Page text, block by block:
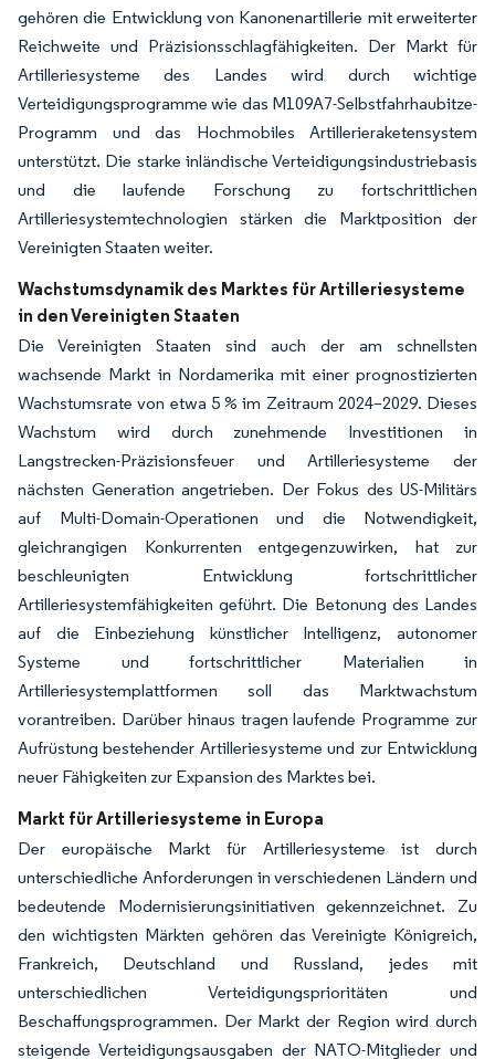
gehören die Entwicklung von Kanonenartillerie mit erweiterter
Reichweite und Präzisionsschlagfähigkeiten. Der Markt für
Artilleriesysteme des Landes wird durch wichtige
Verteidigungsprogramme wie das M109A7-Selbstfahrhaubitze-
Programm und das Hochmobiles Artillerieraketensystem
unterstützt. Die starke inländische Verteidigungsindustriebasis
und die laufende Forschung zu fortschrittlichen
Artilleriesystemtechnologien stärken die Marktposition der
Vereinigten Staaten weiter.
Wachstumsdynamik des Marktes für Artilleriesysteme
in den Vereinigten Staaten
Die Vereinigten Staaten sind auch der am schnellsten
wachsende Markt in Nordamerika mit einer prognostizierten
Wachstumsrate von etwa 5 % im Zeitraum 2024–2029. Dieses
Wachstum wird durch zunehmende Investitionen in
Langstrecken-Präzisionsfeuer und Artilleriesysteme der
nächsten Generation angetrieben. Der Fokus des US-Militärs
auf Multi-Domain-Operationen und die Notwendigkeit,
gleichrangigen Konkurrenten entgegenzuwirken, hat zur
beschleunigten Entwicklung fortschrittlicher
Artilleriesystemfähigkeiten geführt. Die Betonung des Landes
auf die Einbeziehung künstlicher Intelligenz, autonomer
Systeme und fortschrittlicher Materialien in
Artilleriesystemplattformen soll das Marktwachstum
vorantreiben. Darüber hinaus tragen laufende Programme zur
Aufrüstung bestehender Artilleriesysteme und zur Entwicklung
neuer Fähigkeiten zur Expansion des Marktes bei.
Markt für Artilleriesysteme in Europa
Der europäische Markt für Artilleriesysteme ist durch
unterschiedliche Anforderungen in verschiedenen Ländern und
bedeutende Modernisierungsinitiativen gekennzeichnet. Zu
den wichtigsten Märkten gehören das Vereinigte Königreich,
Frankreich, Deutschland und Russland, jedes mit
unterschiedlichen Verteidigungsprioritäten und
Beschaffungsprogrammen. Der Markt der Region wird durch
steigende Verteidigungsausgaben der NATO-Mitglieder und